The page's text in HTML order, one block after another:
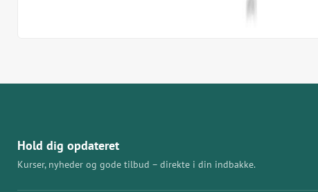
Hold dig opdateret
Kurser, nyheder og gode tilbud – direkte i din indbakke.